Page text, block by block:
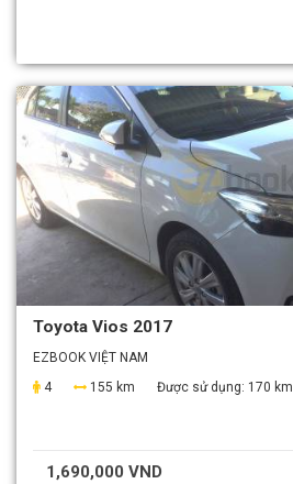
Toyota Vios 2017
EZBOOK VIỆT NAM
4
155 km Được sử dụng: 170 km
1,690,000 VND